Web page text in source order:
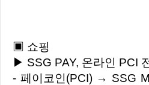
▣ 쇼핑
▶ SSG PAY, 온라인 PCI
- 페이코인(PCI) → SSG